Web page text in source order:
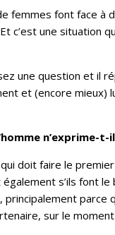
femmes font face à
c’est une situation
une question et il
et (encore mieux)
n’exprime-
doit faire le
s’ils font
principalement parce
sur le